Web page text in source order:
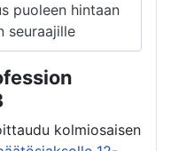
puoleen hintaan
seuraajille
kolmiosaisen